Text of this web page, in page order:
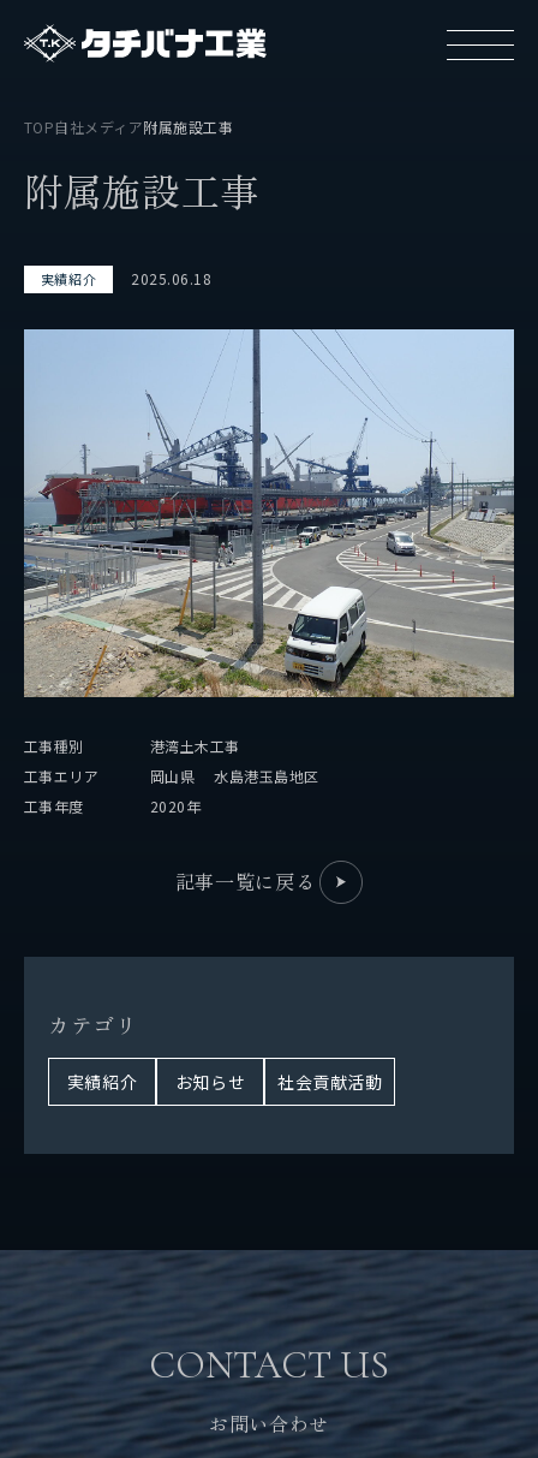
タチバナ工業について
基本方針と基本戦略
タチバナ工業の強み
タチバナ工業はやわかり
事業紹介
保有船舶
企業情報
代表挨拶
会社概要
サステナビリティ
SDGsの取り組み
パートナーシップ構築宣言
お問い合わせ
自社メディア
採用情報
TOP自社メディア附属施設工事
附属施設工事
実績紹介 2025.06.18
工事種別
港湾土木工事
工事エリア
岡山県 水島港玉島地区
工事年度
2020年
記事一覧に戻る
カ テゴ リ
実績紹介 お知らせ 社会貢献活動
CONTACT US
お問い合わせ